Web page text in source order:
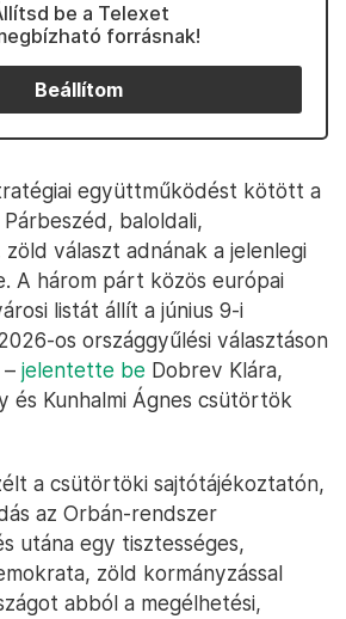
be a Telexet
forrásnak!
Beállítom
együttműködést kötött a
baloldali,
választ adnának a jelenlegi
A három párt közös európai
listát állít a június 9-i
os országgyűlési választáson
jelentette be Dobrev Klára,
és Kunhalmi Ágnes csütörtök
a csütörtöki sajtótájékoztatón,
az Orbán-rendszer
utána egy tisztességes,
zöld kormányzással
abból a megélhetési,